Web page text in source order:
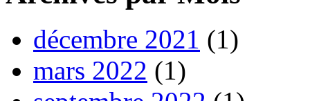
décembre 2021 (1)
mars 2022 (1)